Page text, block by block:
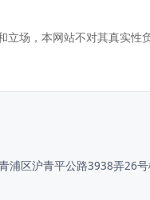
场，本网站不对其真实
浦区沪青平公路3938弄26号